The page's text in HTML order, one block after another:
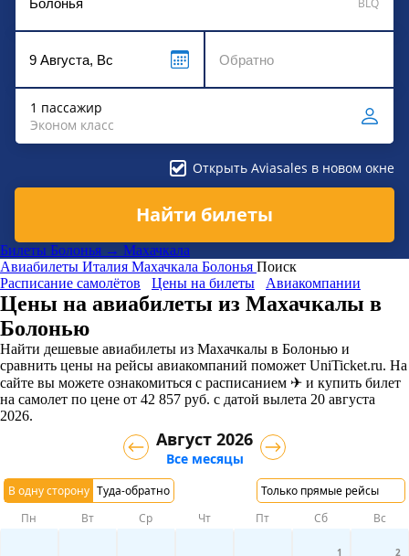
1 пассажир
Эконом класс
Открыть Aviasales в новом окне
Найти билеты
Билеты Болонья → Махачкала
Авиабилеты Италия Махачкала Болонья Поиск
Расписание самолётов
Цены на билеты Авиакомпании
Цены на авиабилеты из Махачкалы в
Болонью
Найти дешевые авиабилеты из Махачкалы в Болонью и
сравнить цены на рейсы авиакомпаний поможет UniTicket.ru. На
сайте вы можете ознакомиться с расписанием ✈ и купить билет
на самолет по цене от 42 857 руб. с датой вылета 20 августа
2026.
В одну сторону Туда-обратно Только прямые рейсы
Август 2026
Все месяцы
Пн Вт Ср Чт Пт Сб Вс
1 2